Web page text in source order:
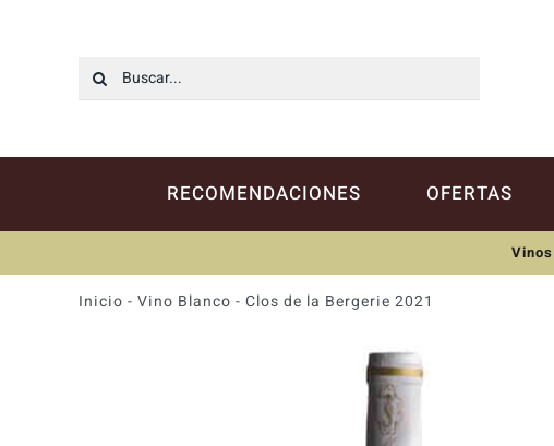
Buscar:
RECOMENDACIONES OFERTAS
Inicio - Vino Blanco - Clos de la Bergerie 2021